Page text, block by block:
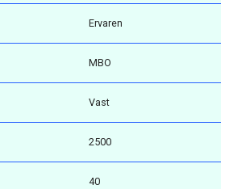
Ervaren
MBO
Vast
2500
40